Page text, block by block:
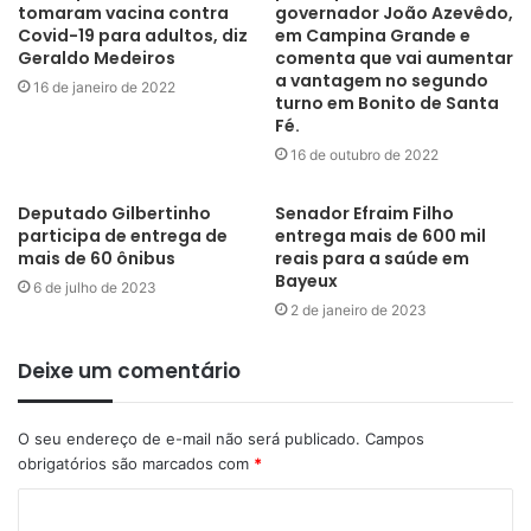
Portal Nacional das Contratações Públicas; e Disposições finais
e transitórias.
Local: Auditório Pedro Sobreira da Faculdade Gilgal – Sousa PB
Inscrição: http://tiny.cc/cursosousa
tomaram vacina contra
Covid-19 para adultos, diz
Geraldo Medeiros
16 de janeiro de 2022
governador João Azevêdo,
em Campina Grande e
comenta que vai aumentar
a vantagem no segundo
turno em Bonito de Santa
Fé.
16 de outubro de 2022
Deputado Gilbertinho
participa de entrega de
mais de 60 ônibus
6 de julho de 2023
Senador Efraim Filho
entrega mais de 600 mil
reais para a saúde em
Bayeux
2 de janeiro de 2023
Deixe um comentário
O seu endereço de e-mail não será publicado. Campos
obrigatórios são marcados com *